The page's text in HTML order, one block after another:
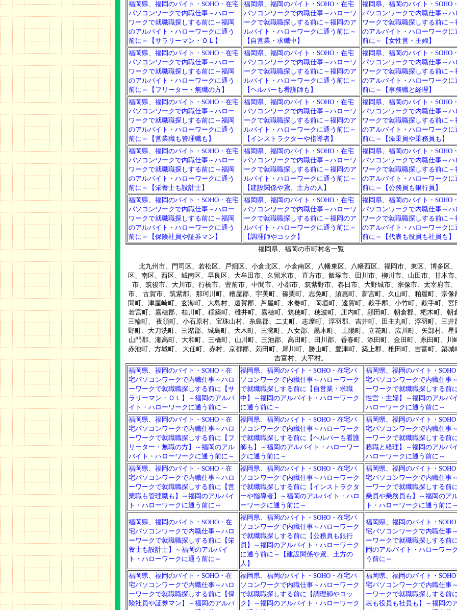
福岡県、福岡のバイト・SOHO・在宅
パソコンワークで内職仕事～ハロー
ワークで就職職探しする前に～福岡
のアルバイト・ハローワークに通う
前に～【サラリーマン・ＯＬ】
福岡県、福岡のバイト・SOHO・在宅
パソコンワークで内職仕事～ハローワ
ークで就職職探しする前に～福岡のア
ルバイト・ハローワークに通う前に～
【自営業・求職中】
福岡県、福岡のバイト・SOHO
パソコンワークで内職仕事～ハ
ワークで就職職探しする前に～
のアルバイト・ハローワークに
前に～【女性営・主婦】
福岡県、福岡のバイト・SOHO・在宅
パソコンワークで内職仕事～ハロー
ワークで就職職探しする前に～福岡
のアルバイト・ハローワークに通う
前に～【フリーター・無職の方】
福岡県、福岡のバイト・SOHO・在宅
パソコンワークで内職仕事～ハローワ
ークで就職職探しする前に～福岡のア
ルバイト・ハローワークに通う前に～
【ヘルパーも看護師も】
福岡県、福岡のバイト・SOHO
パソコンワークで内職仕事～ハ
ワークで就職職探しする前に～
のアルバイト・ハローワークに
前に～【事務職と経理】
福岡県、福岡のバイト・SOHO・在宅
パソコンワークで内職仕事～ハロー
ワークで就職職探しする前に～福岡
のアルバイト・ハローワークに通う
前に～【営業職も管理職も】
福岡県、福岡のバイト・SOHO・在宅
パソコンワークで内職仕事～ハローワ
ークで就職職探しする前に～福岡のア
ルバイト・ハローワークに通う前に～
【インストラクターや指導者】
福岡県、福岡のバイト・SOHO
パソコンワークで内職仕事～ハ
ワークで就職職探しする前に～
のアルバイト・ハローワークに
前に～【添乗員や乗務員も】
福岡県、福岡のバイト・SOHO・在宅
パソコンワークで内職仕事～ハロー
ワークで就職職探しする前に～福岡
のアルバイト・ハローワークに通う
前に～【栄養士も設計士】
福岡県、福岡のバイト・SOHO・在宅
パソコンワークで内職仕事～ハローワ
ークで就職職探しする前に～福岡のア
ルバイト・ハローワークに通う前に～
【建設関係や鳶、土方の人】
福岡県、福岡のバイト・SOHO
パソコンワークで内職仕事～ハ
ワークで就職職探しする前に～
のアルバイト・ハローワークに
前に～【公務員も銀行員】
福岡県、福岡のバイト・SOHO・在宅
パソコンワークで内職仕事～ハロー
ワークで就職職探しする前に～福岡
のアルバイト・ハローワークに通う
前に～【保険社員や証券マン】
福岡県、福岡のバイト・SOHO・在宅
パソコンワークで内職仕事～ハローワ
ークで就職職探しする前に～福岡のア
ルバイト・ハローワークに通う前に～
【調理師やコック】
福岡県、福岡のバイト・SOHO
パソコンワークで内職仕事～ハ
ワークで就職職探しする前に～
のアルバイト・ハローワークに
前に～【代表も役員も社員も】
福岡県、福岡の市町村名一覧
北九州市、門司区、若松区、戸畑区、小倉北区、小倉南区、八幡東区、八幡西区、福岡市、東区、博多区
区、南区、西区、城南区、早良区、大牟田市、久留米市、 直方市、飯塚市、田川市、柳川市、山田市、甘木市
市、筑後市、大川市、行橋市、豊前市、中間市、小郡市、筑紫野市、春日市、大野城市、宗像市、太宰府市
市、 古賀市、筑紫郡、那珂川町、糟屋郡、宇美町、篠栗町、志免町、須惠町、新宮町、久山町、粕屋町、宗像
間町、津屋崎町、玄海町、大島村、遠賀郡、芦屋町、水巻町、 岡垣町、遠賀町、鞍手郡、小竹町、鞍手町、宮
若宮町、嘉穂郡、桂川町、稲築町、碓井町、嘉穂町、筑穂町、穂波町、庄内町、頴田町、朝倉郡、杷木町、朝
三輪町、 夜須町、小石原村、宝珠山村、糸島郡、二丈町、志摩町、浮羽郡、吉井町、田主丸町、浮羽町、三井
野町、大刀洗町、三潴郡、城島町、大木町、三潴町、八女郡、黒木町、 上陽町、立花町、広川町、矢部村、星
山門郡、瀬高町、大和町、三橋町、山川町、三池郡、高田町、田川郡、香春町、添田町、金田町、糸田町、川
赤池町、方城町、 大任町、赤村、京都郡、苅田町、犀川町、勝山町、豊津町、築上郡、椎田町、吉富町、築城
吉富村、大平村。
福岡県、福岡のバイト・SOHO・在
宅パソコンワークで内職仕事～ハロ
ーワークで就職職探しする前に【サ
ラリーマン・ＯＬ】～福岡のアルバ
イト・ハローワークに通う前に～
福岡県、福岡のバイト・SOHO・在宅パ
ソコンワークで内職仕事～ハローワーク
で就職職探しする前に【自営業・求職
中】～福岡のアルバイト・ハローワーク
に通う前に～
福岡県、福岡のバイト・
宅パソコンワークで内職仕事
ーワークで就職職探しする前
性営・主婦】～福岡のアルバ
ハローワークに通う前に～
福岡県、福岡のバイト・SOHO・在
宅パソコンワークで内職仕事～ハロ
ーワークで就職職探しする前に【フ
リーター・無職の方】～福岡のアル
バイト・ハローワークに通う前に～
福岡県、福岡のバイト・SOHO・在宅パ
ソコンワークで内職仕事～ハローワーク
で就職職探しする前に【ヘルパーも看護
師も】～福岡のアルバイト・ハローワー
クに通う前に～
福岡県、福岡のバイト・
宅パソコンワークで内職仕事
ーワークで就職職探しする前
務職と経理】～福岡のアルバ
ハローワークに通う前に～
福岡県、福岡のバイト・SOHO・在
宅パソコンワークで内職仕事～ハロ
ーワークで就職職探しする前に【営
業職も管理職も】～福岡のアルバイ
ト・ハローワークに通う前に～
福岡県、福岡のバイト・SOHO・在宅パ
ソコンワークで内職仕事～ハローワーク
で就職職探しする前に【インストラクタ
ーや指導者】～福岡のアルバイト・ハロ
ーワークに通う前に～
福岡県、福岡のバイト・
宅パソコンワークで内職仕事
ーワークで就職職探しする前
乗員や乗務員も】～福岡のア
ト・ハローワークに通う前に
福岡県、福岡のバイト・SOHO・在
宅パソコンワークで内職仕事～ハロ
ーワークで就職職探しする前に【栄
養士も設計士】～福岡のアルバイ
ト・ハローワークに通う前に～
福岡県、福岡のバイト・SOHO・在宅パ
ソコンワークで内職仕事～ハローワーク
で就職職探しする前に【公務員も銀行
員】～福岡のアルバイト・ハローワーク
に通う前に～【建設関係や鳶、土方の
人】
福岡県、福岡のバイト・
宅パソコンワークで内職仕事
ーワークで就職職探しする前
岡のアルバイト・ハローワー
う前に～
福岡県、福岡のバイト・SOHO・在
宅パソコンワークで内職仕事～ハロ
ーワークで就職職探しする前に【保
険社員や証券マン】～福岡のアルバ
福岡県、福岡のバイト・SOHO・在宅パ
ソコンワークで内職仕事～ハローワーク
で就職職探しする前に【調理師やコッ
ク】～福岡のアルバイト・ハローワーク
福岡県、福岡のバイト・
宅パソコンワークで内職仕事
ーワークで就職職探しする前
表も役員も社員も】～福岡の